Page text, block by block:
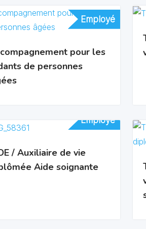
Employé
Employé
pour les
de personnes
Employé
Employé
/ Auxiliaire de vie
Aide soignante